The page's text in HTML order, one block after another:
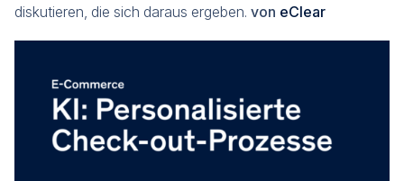
diskutieren, die sich daraus ergeben. von eClear